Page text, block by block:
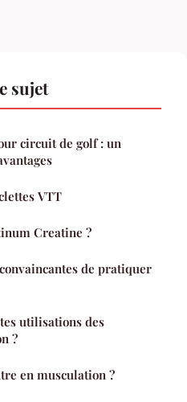
sujet
circuit de golf : un
VTT
Creatine ?
de pratiquer
utilisations des
?
en musculation ?